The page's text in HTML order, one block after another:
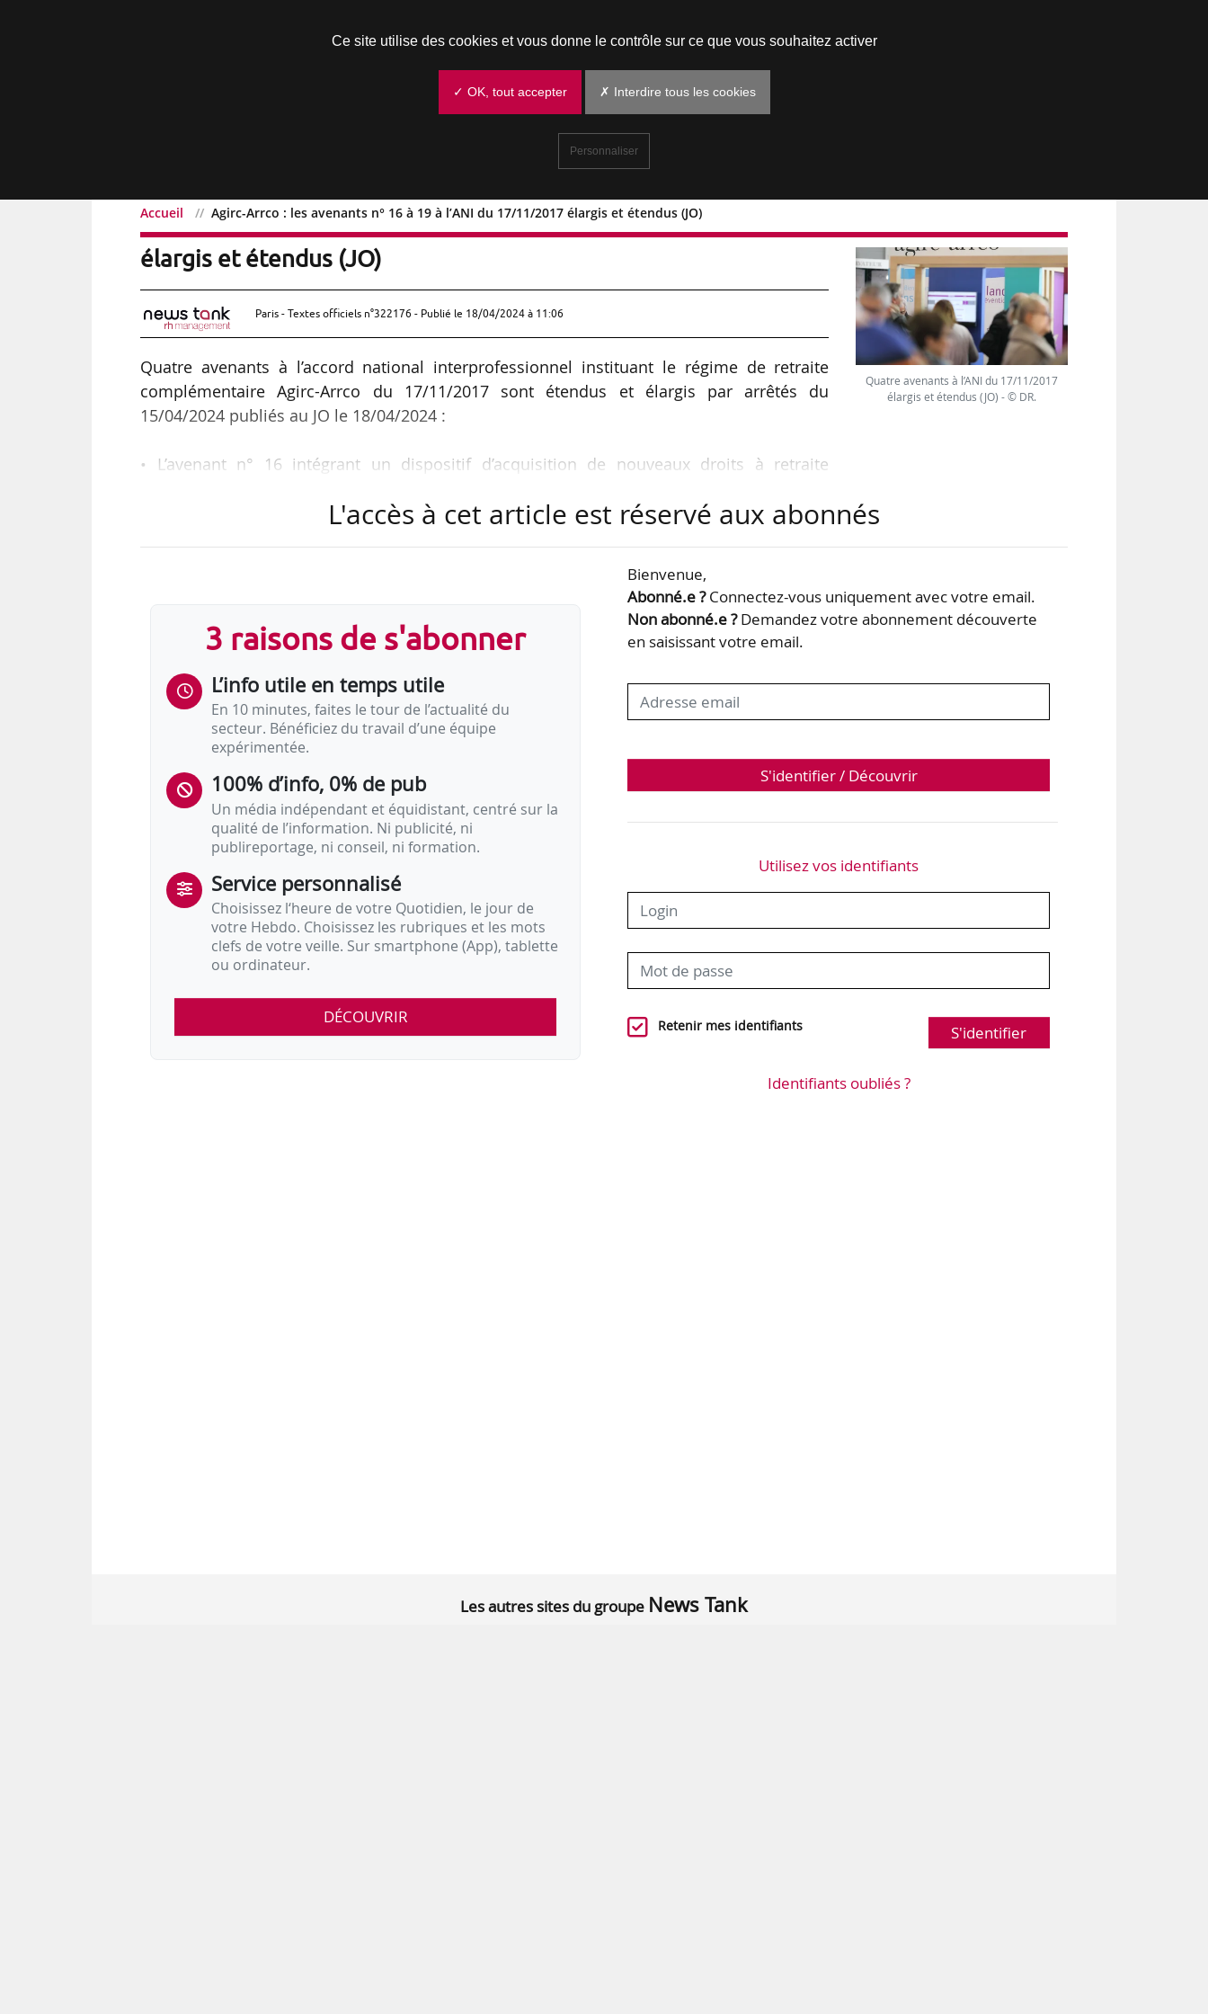
Accueil Agirc-Arrco : les avenants n° 16 à 19 à l’ANI du 17/11/2017 élargis et étendus (JO)
Agirc-Arrco : les avenants n° 16 à 19 à l’ANI du 17/11/2017
élargis et étendus (JO)
Paris - Textes officiels n°322176 - Publié le 18/04/2024 à 11:06
Quatre avenants à l’accord national interprofessionnel instituant le régime de retraite
complémentaire Agirc-Arrco du 17/11/2017 sont étendus et élargis par arrêtés du
15/04/2024 publiés au JO le 18/04/2024 :
• L’avenant n° 16 intégrant un dispositif d’acquisition de nouveaux droits à retraite
• L’avenant n° 18 procédant au toilettage de l’article 88 relatif à la retraite progressive ;
• L’avenant n° 19 modifiant les conditions d’ouverture de droits et les modalités de calcul
des pensions de réversion faisant suite aux décès d’actifs survenus avant le…
Quatre avenants à l’ANI du 17/11/2017
élargis et étendus (JO) - © DR.
L'accès à cet article est réservé aux abonnés
3 raisons de s'abonner
L’info utile en temps utile
En 10 minutes, faites le tour de l’actualité du
secteur. Bénéficiez du travail d’une équipe
expérimentée.
100% d’info, 0% de pub
Un média indépendant et équidistant, centré sur la
qualité de l’information. Ni publicité, ni
publireportage, ni conseil, ni formation.
Service personnalisé
Choisissez l‘heure de votre Quotidien, le jour de
votre Hebdo. Choisissez les rubriques et les mots
clefs de votre veille. Sur smartphone (App), tablette
ou ordinateur.
DÉCOUVRIR
Bienvenue,
Abonné.e ?Connectez-vous uniquement avec votre email.
Non abonné.e ?Demandez votre abonnement découverte
en saisissant votre email.
S'identifier / Découvrir
Utilisez vos identifiants
Retenir mes identifiants S'identifier
Identifiants oubliés ?
Les autres sites du groupe News Tank
Ce site utilise des cookies et vous donne le contrôle sur ce que vous souhaitez activer
✓ OK, tout accepter ✗ Interdire tous les cookies
Personnaliser